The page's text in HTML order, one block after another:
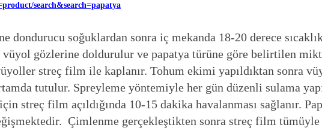
search&search=papatya
dondurucu soğuklardan sonra iç mekanda 18-20 derece
gözlerine doldurulur ve papatya türüne göre belirtilen
streç film ile kaplanır. Tohum ekimi yapıldıktan sonra
tutulur. Spreyleme yöntemiyle her gün düzenli sulama
streç film açıldığında 10-15 dakika havalanması sağlanır.
Çimlenme gerçekleştikten sonra streç film tümüyle